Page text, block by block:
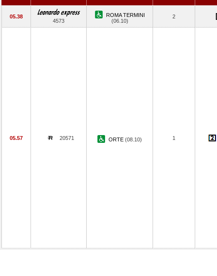
05.38
4573
ROMA TERMINI
(06.10)
2
05.57 20571 ORTE (08.10) 1